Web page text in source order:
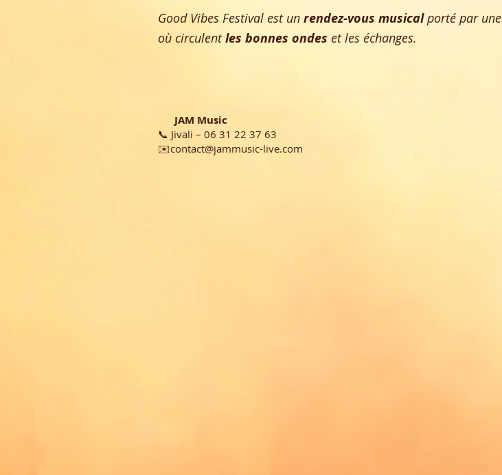
Good Vibes Festival est un rendez-vous musicalporté par une
où circulentles bonnes ondes et les échanges.
JAM Music
📞 Jivali – 06 31 22 37 63
✉️contact@jammusic-live.com